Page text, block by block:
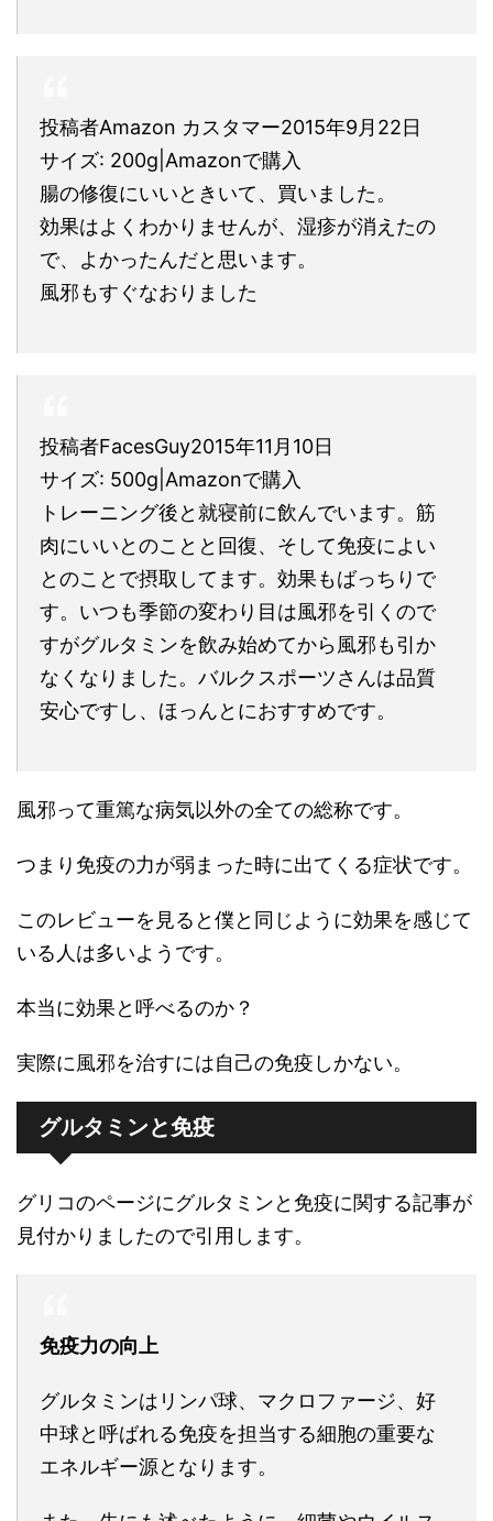
投稿者Amazon カスタマー2015年9月22日
サイズ: 200g|Amazonで購入
腸の修復にいいときいて、買いました。
効果はよくわかりませんが、湿疹が消えたの
で、よかったんだと思います。
風邪もすぐなおりました
投稿者FacesGuy2015年11月10日
サイズ: 500g|Amazonで購入
トレーニング後と就寝前に飲んでいます。筋
肉にいいとのことと回復、そして免疫によい
とのことで摂取してます。効果もばっちりで
す。いつも季節の変わり目は風邪を引くので
すがグルタミンを飲み始めてから風邪も引か
なくなりました。バルクスポーツさんは品質
安心ですし、ほっんとにおすすめです。
風邪って重篤な病気以外の全ての総称です。
つまり免疫の力が弱まった時に出てくる症状です。
このレビューを見ると僕と同じように効果を感じて
いる人は多いようです。
本当に効果と呼べるのか？
実際に風邪を治すには自己の免疫しかない。
グルタミンと免疫
グリコのページにグルタミンと免疫に関する記事が
見付かりましたので引用します。
免疫力の向上
グルタミンはリンパ球、マクロファージ、好
中球と呼ばれる免疫を担当する細胞の重要な
エネルギー源となります。